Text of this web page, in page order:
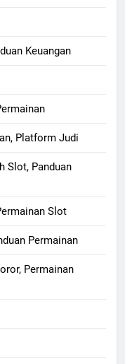
Keuangan
Platform Judi
Slot, Panduan
Slot
Permainan
Permainan